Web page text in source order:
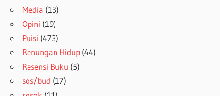
Media (13)
Opini (19)
Puisi (473)
Renungan Hidup (44)
Resensi Buku (5)
sos/bud (17)